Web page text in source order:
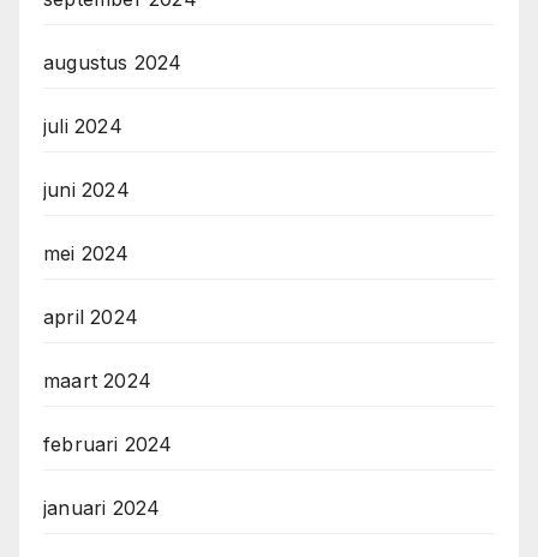
augustus 2024
juli 2024
juni 2024
mei 2024
april 2024
maart 2024
februari 2024
januari 2024